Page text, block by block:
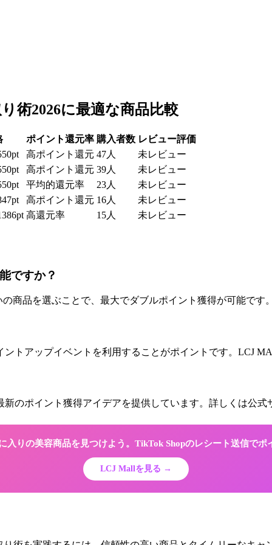
術2026に最適な商品比較
ポイント還元率 購入者数 レビュー評価
高ポイント還元 47人
未レビュー
高ポイント還元 39人
未レビュー
平均的還元率 23人
未レビュー
高ポイント還元 16人
未レビュー
高還元率 15人 未レビュー
ですか？
商品を選ぶことで、最大でダブルポイント獲得が可能です
トアップイベントを利用することがポイントです。LCJ
のポイント獲得アイデアを提供しています。詳しくは公式
入りの美容商品を見つけよう。TikTok Shopのレシート送信でポ
LCJ Mallを見る →